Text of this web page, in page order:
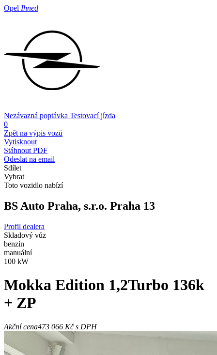
Opel Ihned
Nezávazná poptávka Testovací jízda
0
Zpět na výpis vozů
Vytisknout
Stáhnout PDF
Odeslat na email
Sdílet
Vybrat
Toto vozidlo nabízí
BS Auto Praha, s.r.o. Praha 13
Profil dealera
Skladový vůz
benzín
manuální
100 kW
Mokka Edition 1,2Turbo 136k
+ ZP
Akční cena473 066 Kčs DPH